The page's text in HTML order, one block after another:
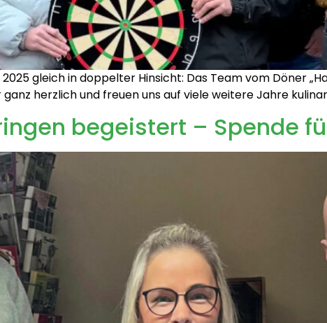
gleich in doppelter Hinsicht: Das Team vom Döner
herzlich und freuen uns auf viele weitere Jahre
begeistert – Spende